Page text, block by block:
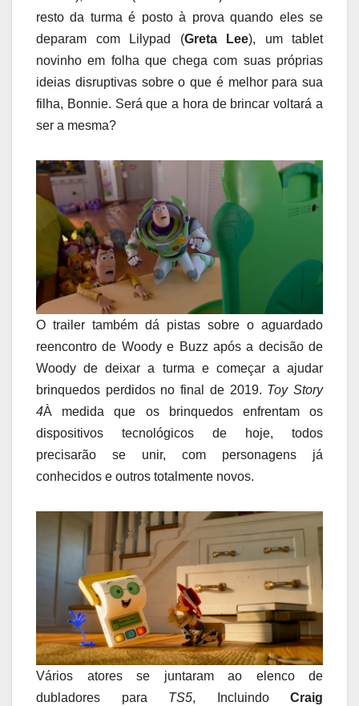
resto da turma é posto à prova quando eles se
deparam com Lilypad (Greta Lee), um tablet
novinho em folha que chega com suas próprias
ideias disruptivas sobre o que é melhor para sua
filha, Bonnie. Será que a hora de brincar voltará a
ser a mesma?
O trailer também dá pistas sobre o aguardado
reencontro de Woody e Buzz após a decisão de
Woody de deixar a turma e começar a ajudar
brinquedos perdidos no final de 2019. Toy Story
4À medida que os brinquedos enfrentam os
dispositivos tecnológicos de hoje, todos
precisarão se unir, com personagens já
conhecidos e outros totalmente novos.
Vários atores se juntaram ao elenco de
dubladores para TS5, Incluindo Craig